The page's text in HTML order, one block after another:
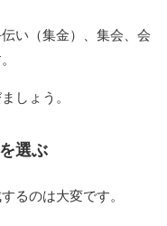
い（集金）、集会、会
しょう。
選ぶ
るのは大変です。